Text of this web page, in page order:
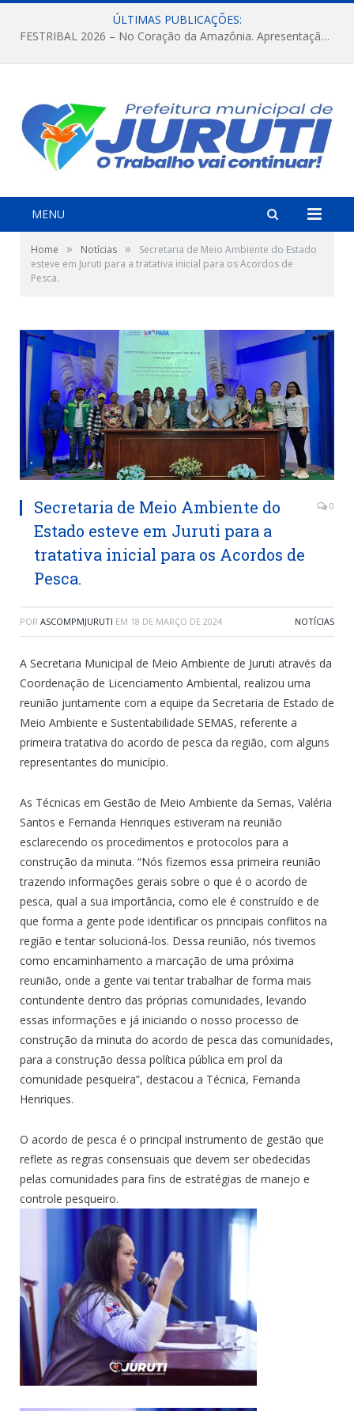
ÚLTIMAS PUBLICAÇÕES:
FESTRIBAL 2026 – No Coração da Amazônia. Apresentação da Munduruku.
MENU
Home » Notícias »
Secretaria de Meio Ambiente do Estado
esteve em Juruti para a tratativa inicial para os Acordos de
Pesca.
Secretaria de Meio Ambiente do
Estado esteve em Juruti para a
tratativa inicial para os Acordos de
Pesca.
0
POR ASCOMPMJURUTI EM 18 DE MARÇO DE 2024 NOTÍCIAS
A Secretaria Municipal de Meio Ambiente de Juruti através da
Coordenação de Licenciamento Ambiental, realizou uma
reunião juntamente com a equipe da Secretaria de Estado de
Meio Ambiente e Sustentabilidade SEMAS, referente a
primeira tratativa do acordo de pesca da região, com alguns
representantes do município.
As Técnicas em Gestão de Meio Ambiente da Semas, Valéria
Santos e Fernanda Henriques estiveram na reunião
esclarecendo os procedimentos e protocolos para a
construção da minuta. “Nós fizemos essa primeira reunião
trazendo informações gerais sobre o que é o acordo de
pesca, qual a sua importância, como ele é construído e de
que forma a gente pode identificar os principais conflitos na
região e tentar solucioná-los. Dessa reunião, nós tivemos
como encaminhamento a marcação de uma próxima
reunião, onde a gente vai tentar trabalhar de forma mais
contundente dentro das próprias comunidades, levando
essas informações e já iniciando o nosso processo de
construção da minuta do acordo de pesca das comunidades,
para a construção dessa política pública em prol da
comunidade pesqueira”, destacou a Técnica, Fernanda
Henriques.
O acordo de pesca é o principal instrumento de gestão que
reflete as regras consensuais que devem ser obedecidas
pelas comunidades para fins de estratégias de manejo e
controle pesqueiro.